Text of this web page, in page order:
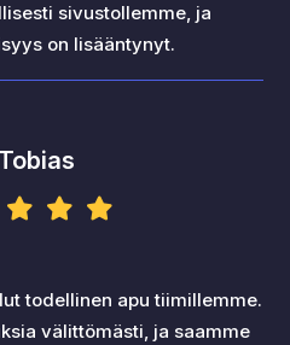
sivustollemme, ja
on lisääntynyt.
Tobias
todellinen apu tiimillemme.
välittömästi, ja saamme